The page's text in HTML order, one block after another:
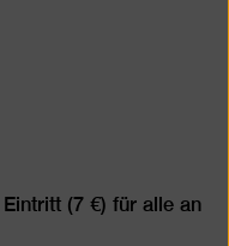
(7 €) für alle an